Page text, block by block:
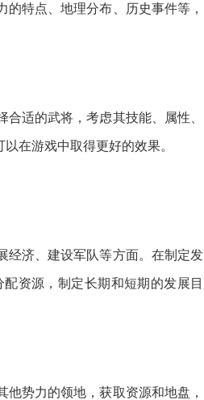
特点、地理分布、历史事件等，
适的武将，考虑其技能、属性、
在游戏中取得更好的效果。
经济、建设军队等方面。在制定发
资源，制定长期和短期的发展目
势力的领地，获取资源和地盘，